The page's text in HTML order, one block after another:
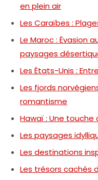
en plein air
Les Caraïbes :
Le Maroc : Évasion
paysages
Les États-Unis :
Les fjords
romantisme
Hawaï : Une
Les paysages
Les destinations
Les trésors cachés